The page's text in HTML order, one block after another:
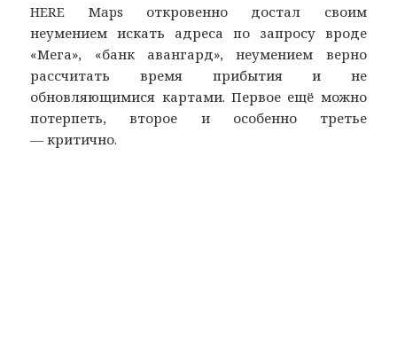
HERE Maps откровенно достал своим
неумением искать адреса по запросу вроде
«Мега», «банк авангард», неумением верно
рассчитать время прибытия и не
обновляющимися картами. Первое ещё можно
потерпеть, второе и особенно третье
— критично.